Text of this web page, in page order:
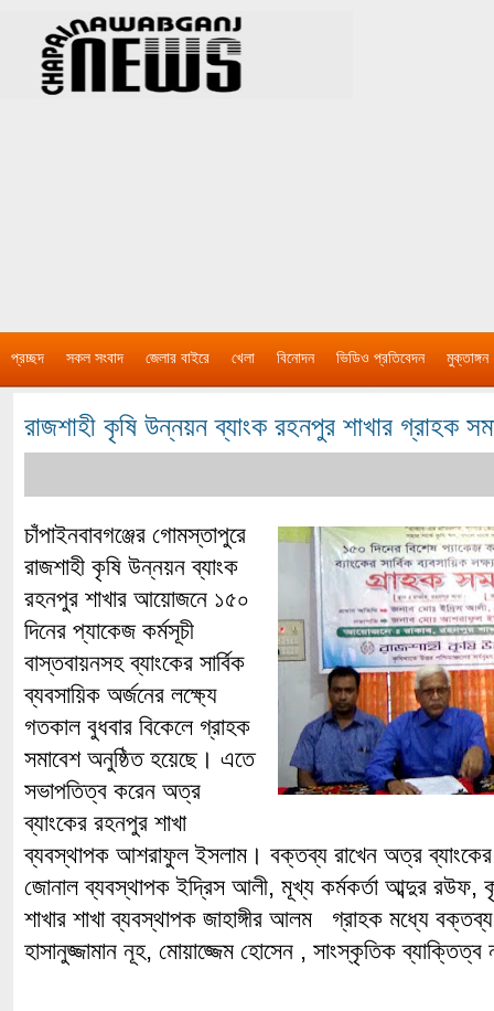
প্রচ্ছদ সকল সংবাদ জেলার বাইরে খেলা বিনোদন ভিডিও প্রতিবেদন মুক্তাঙ্গন
রাজশাহী কৃষি উন্নয়ন ব্যাংক রহনপুর শাখার গ্রাহক
চাঁপাইনবাবগঞ্জের গোমস্তাপুরে
রাজশাহী কৃষি উন্নয়ন ব্যাংক
রহনপুর শাখার আয়োজনে ১৫০
দিনের প্যাকেজ কর্মসূচী
বাস্তবায়নসহ ব্যাংকের সার্বিক
ব্যবসায়িক অর্জনের লক্ষ্যে
গতকাল বুধবার বিকেলে গ্রাহক
সমাবেশ অনুষ্ঠিত হয়েছে। এতে
সভাপতিত্ব করেন অত্র
ব্যাংকের রহনপুর শাখা
ব্যবস্থাপক আশরাফুল ইসলাম। বক্তব্য রাখেন অত্র ব্যাংকের
জোনাল ব্যবস্থাপক ইদ্রিস আলী, মূখ্য কর্মকর্তা আব্দুর রউফ,
শাখার শাখা ব্যবস্থাপক জাহাঙ্গীর আলম গ্রাহক মধ্যে বক্তব্য
হাসানুজ্জামান নূহ, মোয়াজ্জেম হোসেন , সাংস্কৃতিক